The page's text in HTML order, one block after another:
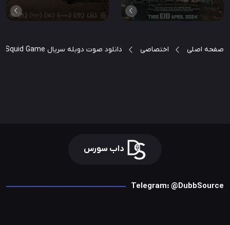
صفحه اصلی اختصاصی دانلود صوت دوبله سریال Squid Game
داب سورس
Telegram: @DubbSource